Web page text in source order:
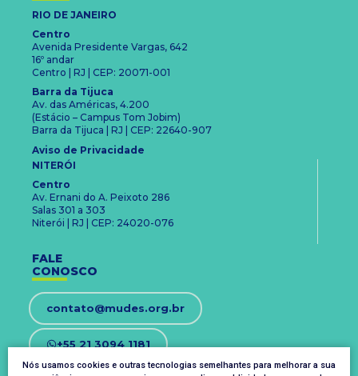
RIO DE JANEIRO
Centro
Avenida Presidente Vargas, 642
16º andar
Centro | RJ | CEP: 20071-001
Barra da Tijuca
Av. das Américas, 4.200
(Estácio – Campus Tom Jobim)
Barra da Tijuca | RJ | CEP: 22640-907
Aviso de Privacidade
NITERÓI
Centro
Av. Ernani do A. Peixoto 286
Salas 301 a 303
Niterói | RJ | CEP: 24020-076
FALE
CONOSCO
contato@mudes.org.br
+55 21 3094 1181
Nós usamos cookies e outras tecnologias semelhantes para melhorar a sua